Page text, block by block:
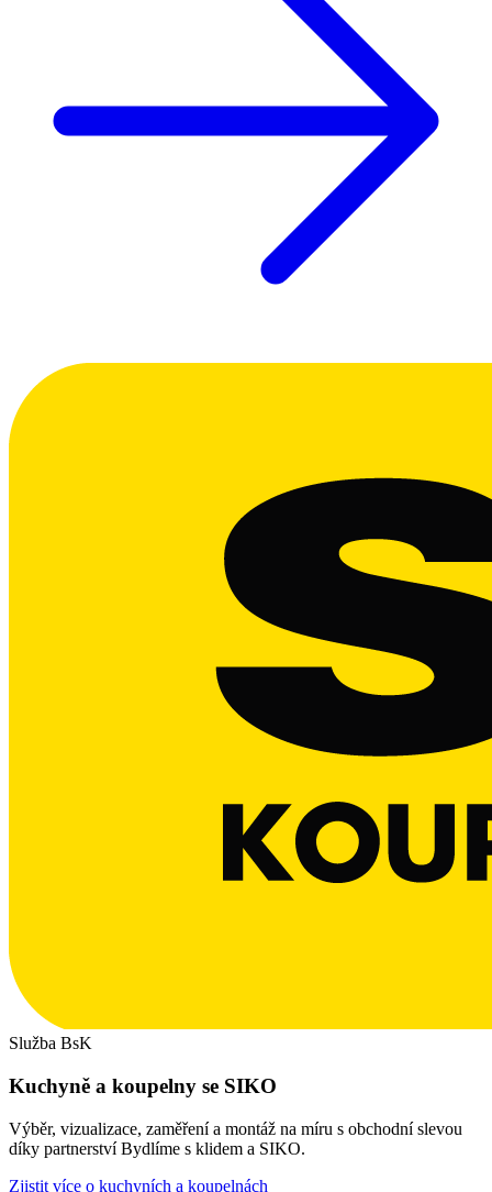
Služba BsK
Kuchyně a koupelny se SIKO
Výběr, vizualizace, zaměření a montáž na míru s obchodní slevou
díky partnerství Bydlíme s klidem a SIKO.
Zjistit více o kuchyních a koupelnách